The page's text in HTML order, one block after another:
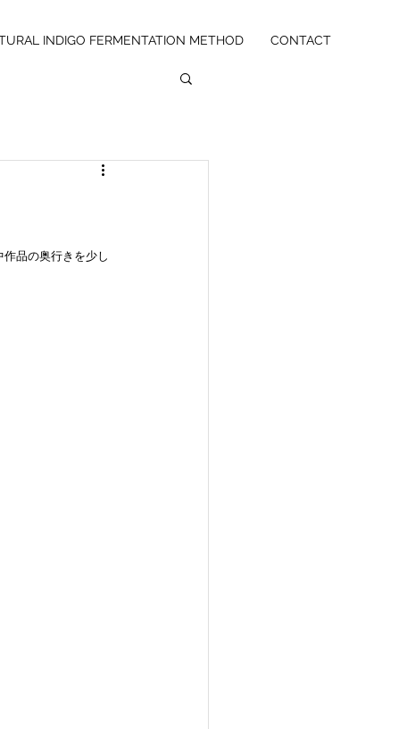
INDIGO FERMENTATION METHOD CONTACT
品の奥行きを少し